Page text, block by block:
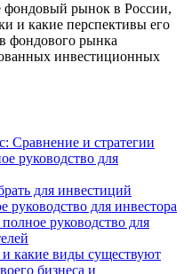
фондовый рынок в России,
и какие перспективы его
фондового рынка
инвестиционных
и стратегии
руководство для
для инвестиций
для инвестора
руководство для
какие виды существуют
бизнеса и